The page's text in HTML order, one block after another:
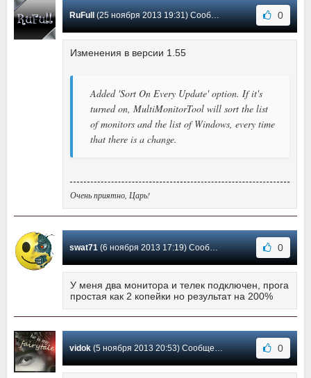
RuFull(25 ноября 2013 19:31) Сообщение #22 0
Изменения в версии 1.55
Added 'Sort On Every Update' option. If it's
turned on, MultiMonitorTool will sort the list
of monitors and the list of Windows, every time
that there is a change.
Очень приятно, Царь!
swat71(6 ноября 2013 17:19) Сообщение #21 0
У меня два монитора и телек подключен, прога
простая как 2 копейки но результат на 200%
vidok(5 ноября 2013 20:53) Сообщение #20 0